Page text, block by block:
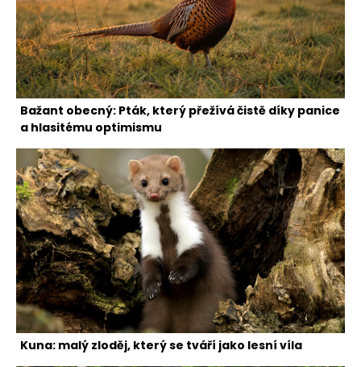
Bažant obecný: Pták, který přežívá čistě díky panice
a hlasitému optimismu
Kuna: malý zloděj, který se tváří jako lesní víla